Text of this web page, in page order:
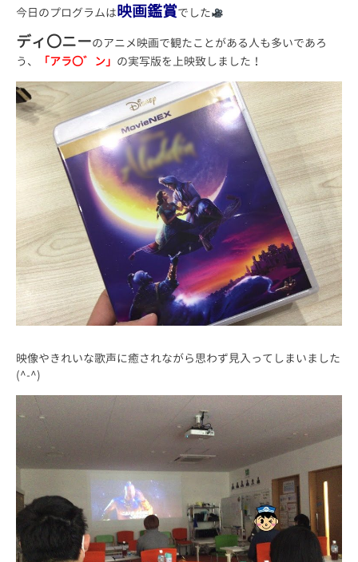
今日のプログラムは映画鑑賞でした
ディ〇ニーのアニメ映画で観たことがある人も多いであろ
う、
「アラ〇゛ン」 の実写版を上映致しました！
映像やきれいな歌声に癒されながら思わず見入ってしまいました
(^-^)